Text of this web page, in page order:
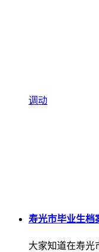
调动
寿光市毕业生档
大家知道在寿光